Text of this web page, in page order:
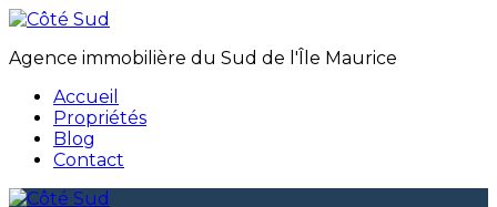
Agence immobilière du Sud de l'Île Maurice
Accueil
Propriétés
Blog
Contact